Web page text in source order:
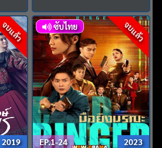
จบแล้ว
2019
จบแล้ว
ซับไทย
EP.1-24 2023